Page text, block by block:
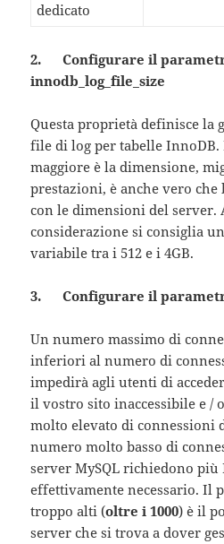
dedicato
2. Configurare il
innodb_log_file_size
Questa proprietà definisce la
file di log per tabelle InnoDB.
maggiore è la dimensione,
prestazioni, è anche vero
con le dimensioni del server.
considerazione si consiglia
variabile tra i 512 e i 4GB.
3. Configurare il
Un numero massimo di
inferiori al numero di
impedirà agli utenti di
il vostro sito inaccessibile e /
molto elevato di connessioni
numero molto basso di
server MySQL richiedono più
effettivamente necessario. Il
troppo alti (oltre i 1000) è il
server che si trova a dover